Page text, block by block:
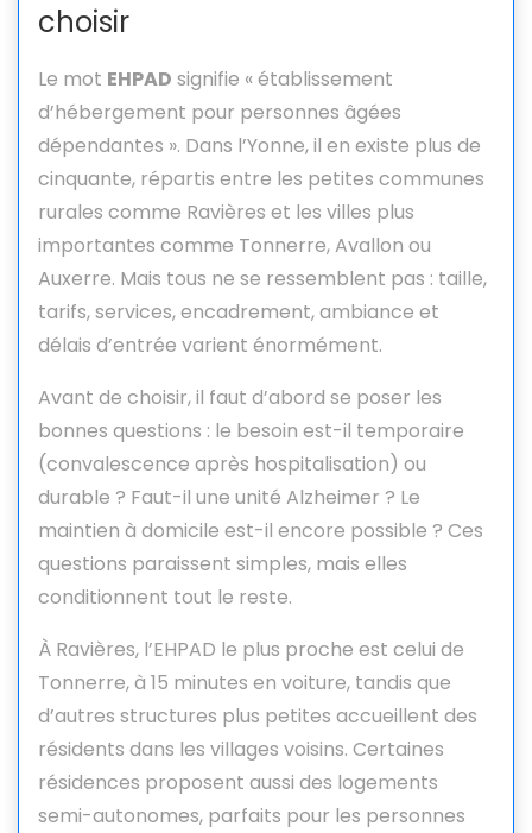
choisir
Le mot EHPAD signifie « établissement
d’hébergement pour personnes âgées
dépendantes ». Dans l’Yonne, il en existe plus de
cinquante, répartis entre les petites communes
rurales comme Ravières et les villes plus
importantes comme Tonnerre, Avallon ou
Auxerre. Mais tous ne se ressemblent pas : taille,
tarifs, services, encadrement, ambiance et
délais d’entrée varient énormément.
Avant de choisir, il faut d’abord se poser les
bonnes questions : le besoin est-il temporaire
(convalescence après hospitalisation) ou
durable ? Faut-il une unité Alzheimer ? Le
maintien à domicile est-il encore possible ? Ces
questions paraissent simples, mais elles
conditionnent tout le reste.
À Ravières, l’EHPAD le plus proche est celui de
Tonnerre, à 15 minutes en voiture, tandis que
d’autres structures plus petites accueillent des
résidents dans les villages voisins. Certaines
résidences proposent aussi des logements
semi-autonomes, parfaits pour les personnes